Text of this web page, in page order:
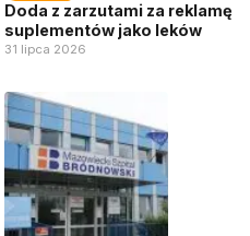
Doda z zarzutami za reklamę
suplementów jako leków
31 lipca 2026